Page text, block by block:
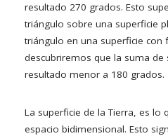
resultado 270 grados. Esto
triángulo sobre una superficie
triángulo en una superficie
descubriremos que la suma de
resultado menor a 180 grados.
La superficie de la Tierra, es lo
espacio bidimensional. Esto